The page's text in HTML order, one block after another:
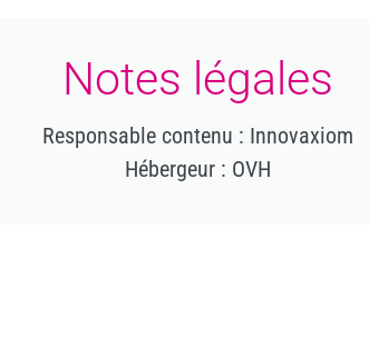
Notes légales
Responsable contenu : Innovaxiom
Hébergeur : OVH